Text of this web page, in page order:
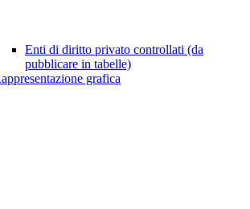
Enti di diritto privato controllati (da
pubblicare in tabelle)
grafica